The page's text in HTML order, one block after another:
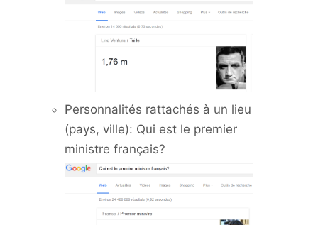
Personnalités rattachés à un lieu
(pays, ville): Qui est le premier
ministre français?